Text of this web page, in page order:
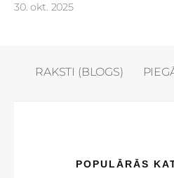
30. okt. 2025
RAKSTI (BLOGS)
POPULĀRĀS